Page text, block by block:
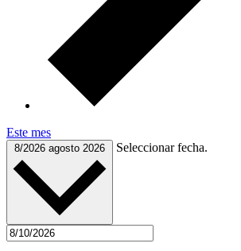
Este mes
8/2026 agosto 2026 Seleccionar fecha.